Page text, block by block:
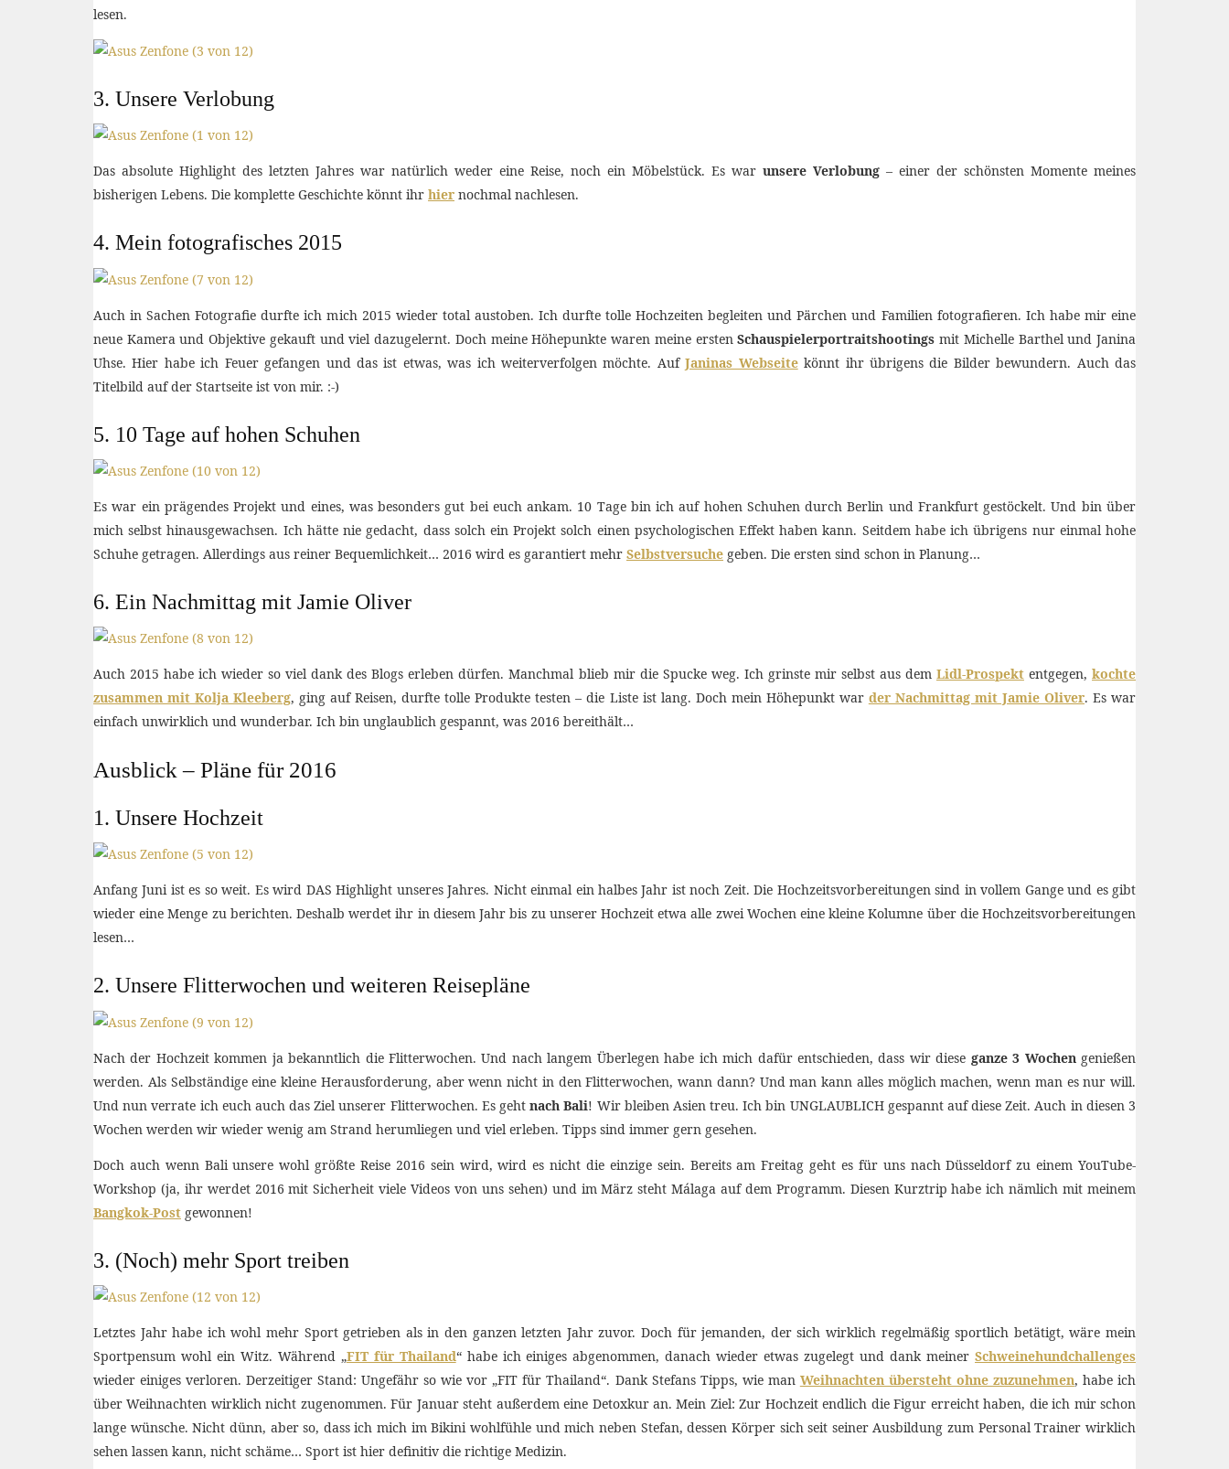
lesen.
3. Unsere Verlobung
Das absolute Highlight des letzten Jahres war natürlich weder eine Reise, noch ein Möbelstück. Es war unsere Verlobung – einer der schönsten Momente meines
bisherigen Lebens. Die komplette Geschichte könnt ihr hier nochmal nachlesen.
4. Mein fotografisches 2015
Auch in Sachen Fotografie durfte ich mich 2015 wieder total austoben. Ich durfte tolle Hochzeiten begleiten und Pärchen und Familien fotografieren. Ich habe mir eine
neue Kamera und Objektive gekauft und viel dazugelernt. Doch meine Höhepunkte waren meine erstenSchauspielerportraitshootings mit Michelle Barthel und Janina
Uhse. Hier habe ich Feuer gefangen und das ist etwas, was ich weiterverfolgen möchte. AufJaninas Webseitekönnt ihr übrigens die Bilder bewundern. Auch das
Titelbild auf der Startseite ist von mir. :-)
5. 10 Tage auf hohen Schuhen
Es war ein prägendes Projekt und eines, was besonders gut bei euch ankam. 10 Tage bin ich auf hohen Schuhen durch Berlin und Frankfurt gestöckelt. Und bin über
mich selbst hinausgewachsen. Ich hätte nie gedacht, dass solch ein Projekt solch einen psychologischen Effekt haben kann. Seitdem habe ich übrigens nur einmal hohe
Schuhe getragen. Allerdings aus reiner Bequemlichkeit… 2016 wird es garantiert mehr Selbstversuche geben. Die ersten sind schon in Planung…
6. Ein Nachmittag mit Jamie Oliver
Auch 2015 habe ich wieder so viel dank des Blogs erleben dürfen. Manchmal blieb mir die Spucke weg. Ich grinste mir selbst aus dem Lidl-Prospektentgegen,kochte
zusammen mit Kolja Kleeberg, ging auf Reisen, durfte tolle Produkte testen – die Liste ist lang. Doch mein Höhepunkt war der Nachmittag mit Jamie Oliver. Es war
einfach unwirklich und wunderbar. Ich bin unglaublich gespannt, was 2016 bereithält…
Ausblick – Pläne für 2016
1. Unsere Hochzeit
Anfang Juni ist es so weit. Es wird DAS Highlight unseres Jahres. Nicht einmal ein halbes Jahr ist noch Zeit. Die Hochzeitsvorbereitungen sind in vollem Gange und es gibt
wieder eine Menge zu berichten. Deshalb werdet ihr in diesem Jahr bis zu unserer Hochzeit etwa alle zwei Wochen eine kleine Kolumne über die Hochzeitsvorbereitungen
lesen…
2. Unsere Flitterwochen und weiteren Reisepläne
Nach der Hochzeit kommen ja bekanntlich die Flitterwochen. Und nach langem Überlegen habe ich mich dafür entschieden, dass wir diese ganze 3 Wochen genießen
werden. Als Selbständige eine kleine Herausforderung, aber wenn nicht in den Flitterwochen, wann dann? Und man kann alles möglich machen, wenn man es nur will.
Und nun verrate ich euch auch das Ziel unserer Flitterwochen. Es gehtnach Bali! Wir bleiben Asien treu. Ich bin UNGLAUBLICH gespannt auf diese Zeit. Auch in diesen 3
Wochen werden wir wieder wenig am Strand herumliegen und viel erleben. Tipps sind immer gern gesehen.
Doch auch wenn Bali unsere wohl größte Reise 2016 sein wird, wird es nicht die einzige sein. Bereits am Freitag geht es für uns nach Düsseldorf zu einem YouTube-
Workshop (ja, ihr werdet 2016 mit Sicherheit viele Videos von uns sehen) und im März steht Málaga auf dem Programm. Diesen Kurztrip habe ich nämlich mit meinem
Bangkok-Post gewonnen!
3. (Noch) mehr Sport treiben
Letztes Jahr habe ich wohl mehr Sport getrieben als in den ganzen letzten Jahr zuvor. Doch für jemanden, der sich wirklich regelmäßig sportlich betätigt, wäre mein
Sportpensum wohl ein Witz. Während „FIT für Thailand“ habe ich einiges abgenommen, danach wieder etwas zugelegt und dank meinerSchweinehundchallenges
wieder einiges verloren. Derzeitiger Stand: Ungefähr so wie vor „FIT für Thailand“. Dank Stefans Tipps, wie man Weihnachten übersteht ohne zuzunehmen, habe ich
über Weihnachten wirklich nicht zugenommen. Für Januar steht außerdem eine Detoxkur an. Mein Ziel: Zur Hochzeit endlich die Figur erreicht haben, die ich mir schon
lange wünsche. Nicht dünn, aber so, dass ich mich im Bikini wohlfühle und mich neben Stefan, dessen Körper sich seit seiner Ausbildung zum Personal Trainer wirklich
sehen lassen kann, nicht schäme… Sport ist hier definitiv die richtige Medizin.